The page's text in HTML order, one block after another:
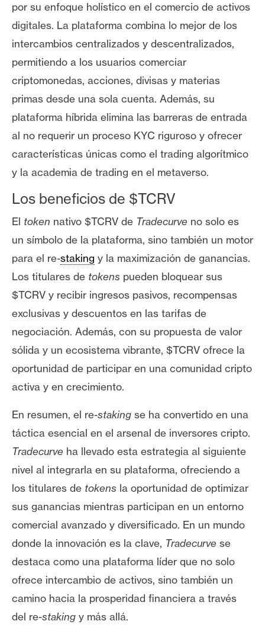
s
o
s
C
o
n
a
c
t
y
P
b
l
i
c
i
d
a
d
por su enfoque holístico en el comercio de activos
digitales. La plataforma combina lo mejor de los
intercambios centralizados y descentralizados,
permitiendo a los usuarios comerciar
criptomonedas, acciones, divisas y materias
primas desde una sola cuenta. Además, su
plataforma híbrida elimina las barreras de entrada
al no requerir un proceso KYC riguroso y ofrecer
características únicas como el trading algorítmico
y la academia de trading en el metaverso.
Los beneficios de $TCRV
El token nativo $TCRV de Tradecurve no solo es
un símbolo de la plataforma, sino también un motor
para el re-staking y la maximización de ganancias.
Los titulares de tokens pueden bloquear sus
$TCRV y recibir ingresos pasivos, recompensas
exclusivas y descuentos en las tarifas de
negociación. Además, con su propuesta de valor
sólida y un ecosistema vibrante, $TCRV ofrece la
oportunidad de participar en una comunidad cripto
activa y en crecimiento.
En resumen, el re-staking se ha convertido en una
táctica esencial en el arsenal de inversores cripto.
Tradecurve ha llevado esta estrategia al siguiente
nivel al integrarla en su plataforma, ofreciendo a
los titulares de tokens la oportunidad de optimizar
sus ganancias mientras participan en un entorno
comercial avanzado y diversificado. En un mundo
donde la innovación es la clave, Tradecurve se
destaca como una plataforma líder que no solo
ofrece intercambio de activos, sino también un
camino hacia la prosperidad financiera a través
del re-staking y más allá.